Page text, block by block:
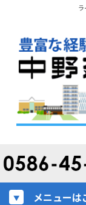
メニューは